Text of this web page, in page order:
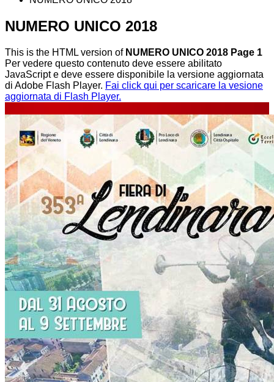
NUMERO UNICO 2018
This is the HTML version of NUMERO UNICO 2018 Page 1
Per vedere questo contenuto deve essere abilitato
JavaScript e deve essere disponibile la versione aggiornata
di Adobe Flash Player. Fai click qui per scaricare la vesione
aggiornata di Flash Player.